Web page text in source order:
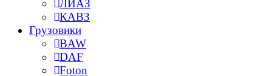
ЛИАЗ
КАВЗ
Грузовики
BAW
DAF
Foton